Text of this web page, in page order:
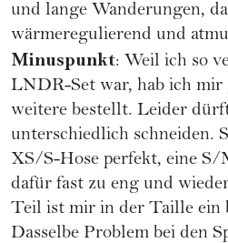
und lange Wanderungen,
wärmeregulierend und
Minuspunkt: Weil ich so
LNDR-Set war, hab ich mir
weitere bestellt. Leider
unterschiedlich schneiden.
XS/S-Hose perfekt, eine
dafür fast zu eng und
Teil ist mir in der Taille ein
Dasselbe Problem bei den